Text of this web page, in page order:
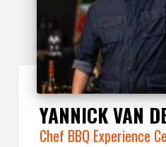
YANNICK VAN
Chef BBQ Experience